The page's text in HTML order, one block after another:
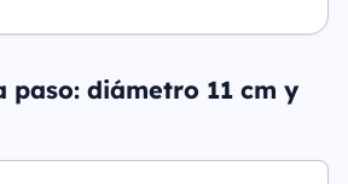
paso: diámetro 11 cm y